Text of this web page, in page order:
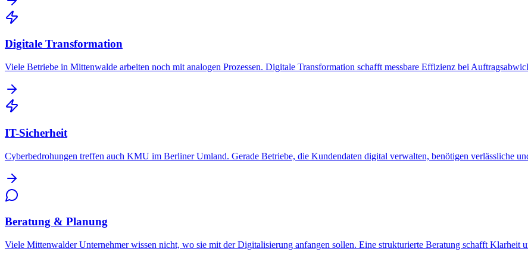
Digitale Transformation
Viele Betriebe in Mittenwalde arbeiten noch mit analogen Prozessen. Digitale Transformation schafft messbare Effizienz bei
IT-Sicherheit
Cyberbedrohungen treffen auch KMU im Berliner Umland. Gerade Betriebe, die Kundendaten digital verwalten, benötigen verlässliche
Beratung & Planung
Viele Mittenwalder Unternehmer wissen nicht, wo sie mit der Digitalisierung anfangen sollen. Eine strukturierte Beratung schafft Klarheit